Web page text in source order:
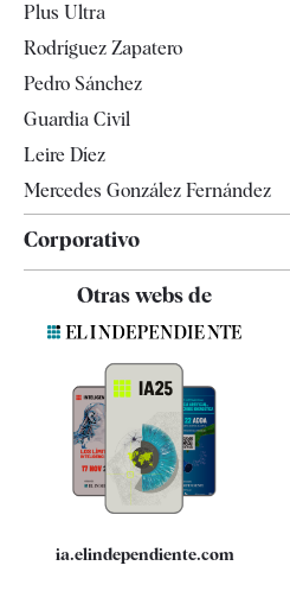
Televisión
Plus Ultra
Rodríguez Zapatero
Pedro Sánchez
Guardia Civil
Leire Díez
Mercedes González Fernández
Corporativo
Contacto
Quiénes somos
Especificaciones
Otras webs de
ia.elindependiente.com